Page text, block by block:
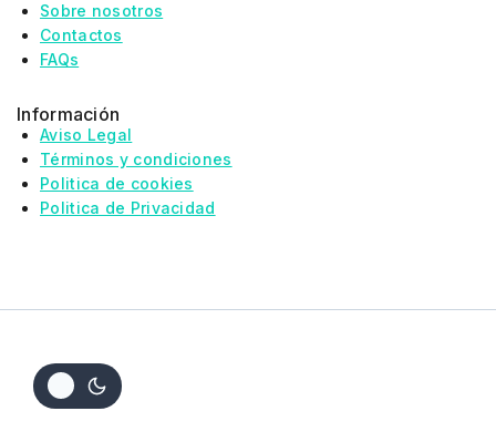
Sobre nosotros
Contactos
FAQs
Información
Aviso Legal
Términos y condiciones
Politica de cookies
Politica de Privacidad